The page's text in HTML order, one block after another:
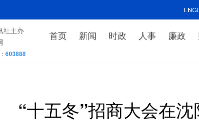
社主办
603888
首页 新闻 时政 人事 廉政
“十五冬”招商大会在